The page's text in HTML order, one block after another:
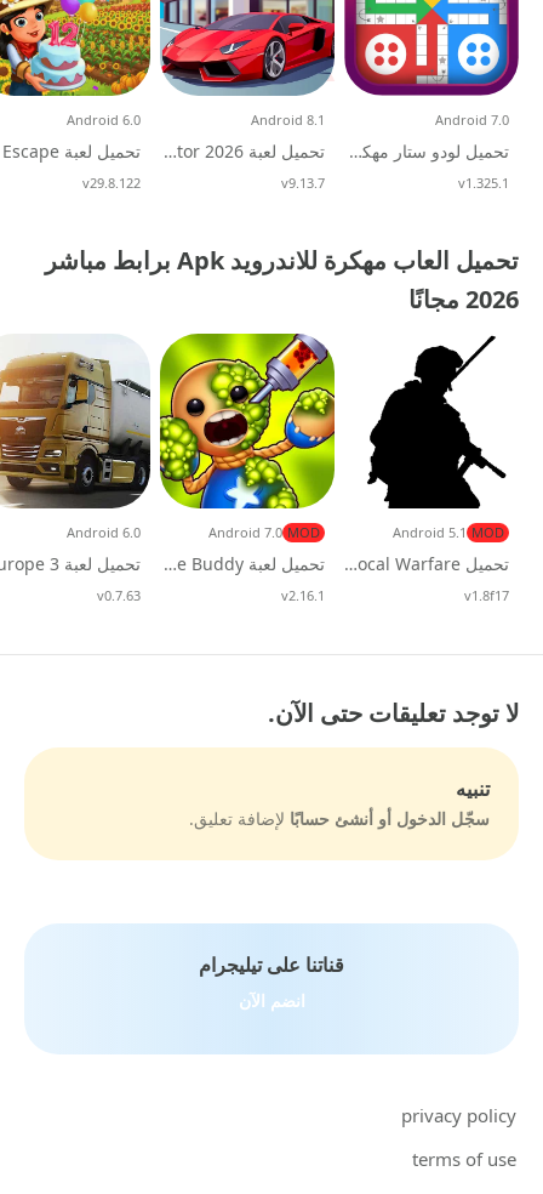
تحميل لودو ستار مهكرة APK للاندرويد 2026
Android 7.0
v1.325.1
تحميل لعبة Car Trader Simulator 2026 مهكرة للاندرويد
Android 8.1
v9.13.7
Android 6.0
v29.8.122
تحميل العاب مهكرة للاندرويد Apk برابط مباشر
2026 مجانًا
تحميل Local Warfare مهكرة 2026 للاندرويد
MOD
Android 5.1
v1.8f17
تحميل لعبة Kick the Buddy مهكرة 2026 للاندرويد
MOD
Android 7.0
v2.16.1
Android 6.0
v0.7.63
لا توجد تعليقات حتى الآن.
تنبيه
سجّل الدخول أو أنشئ حسابًا لإضافة تعليق.
قناتنا على تيليجرام
انضم الآن
privacy policy
terms of use